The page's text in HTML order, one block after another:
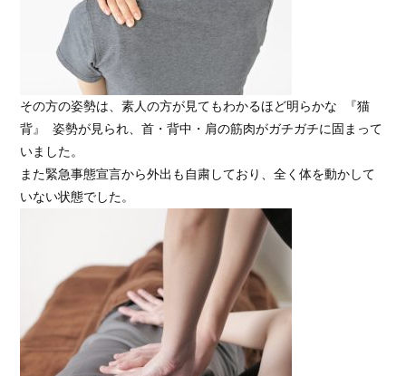
その方の姿勢は、素人の方が見てもわかるほど明らかな 『猫
背』 姿勢が見られ、首・背中・肩の筋肉がガチガチに固まって
いました。
また緊急事態宣言から外出も自粛しており、全く体を動かして